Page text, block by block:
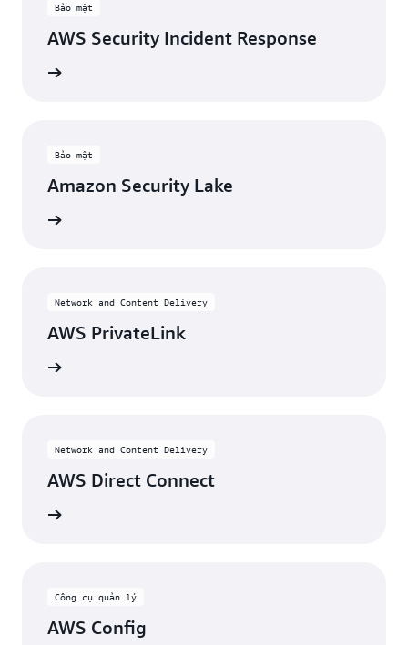
Bảo mật
AWS Security Incident Response
Bảo mật
Amazon Security Lake
Network and Content Delivery
AWS PrivateLink
Network and Content Delivery
AWS Direct Connect
Công cụ quản lý
AWS Config